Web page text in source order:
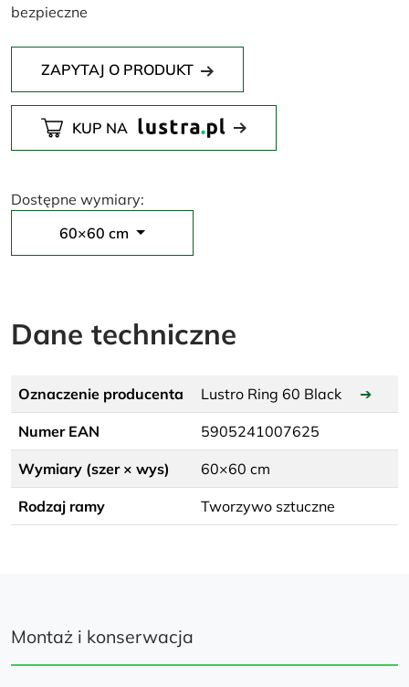
bezpieczne
ZAPYTAJ O PRODUKT
KUP NA
Dostępne wymiary:
60×60 cm
Dane techniczne
Oznaczenie producenta Lustro Ring 60 Black ➔
Numer EAN 5905241007625
Wymiary (szer × wys) 60×60 cm
Rodzaj ramy Tworzywo sztuczne
Montaż i konserwacja